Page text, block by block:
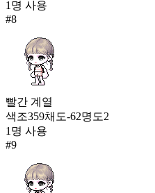
1 명 사용
#8
빨간 계열
색조359채도-62명도2
1 명 사용
#9